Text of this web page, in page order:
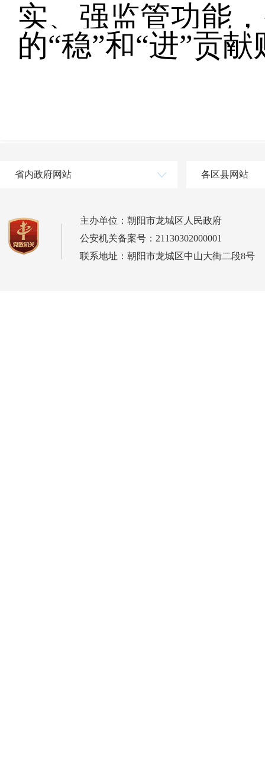
实、强监管功能
的“稳”和“进”贡
省内政府网站 各区县网站
主办单位：朝阳市龙城区人民政府
公安机关备案号：21130302000001
联系地址：朝阳市龙城区中山大街二段8号